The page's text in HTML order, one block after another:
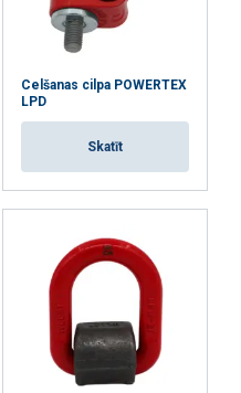
Celšanas cilpa POWERTEX
LPD
Skatīt